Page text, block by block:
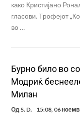
како Кристијано
гласови. Трофејот
во …
Бурно било во
Модриќ
Милан
Од S. D. 15:08, 06